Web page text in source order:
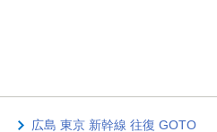
広島 東京 新幹線 往復 GOTO